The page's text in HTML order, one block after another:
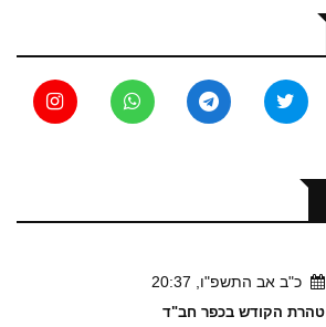
כ"ב אב התשפ"ו, 20:37
טהרת הקודש בכפר חב"ד